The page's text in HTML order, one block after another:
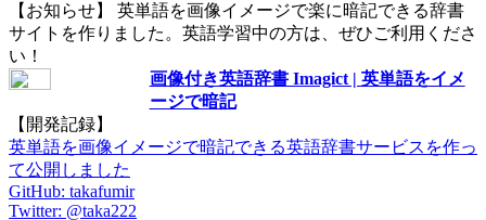
【お知らせ】 英単語を画像イメージで楽に暗記できる辞書
サイトを作りました。英語学習中の方は、ぜひご利用くださ
い！
画像付き英語辞書 Imagict | 英単語をイメ
ージで暗記
【開発記録】
英単語を画像イメージで暗記できる英語辞書サービスを作っ
て公開しました
GitHub: takafumir
Twitter: @taka222